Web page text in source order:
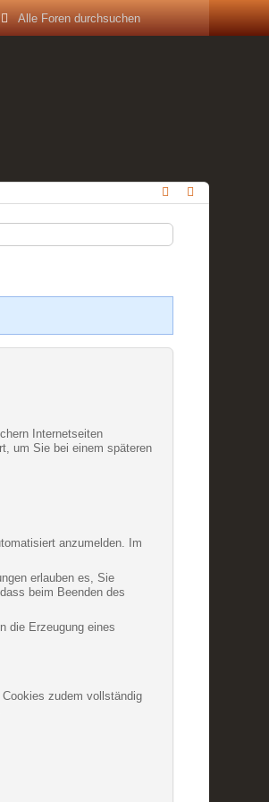
Internetseiten
um Sie bei einem späteren
anzumelden. Im
erlauben es, Sie
beim Beenden des
die Erzeugung eines
zudem vollständig